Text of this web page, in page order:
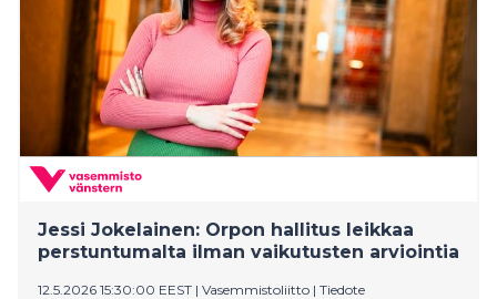
Jessi Jokelainen: Orpon hallitus leikkaa
perstuntumalta ilman vaikutusten arviointia
12.5.2026 15:30:00 EEST | Vasemmistoliitto | Tiedote